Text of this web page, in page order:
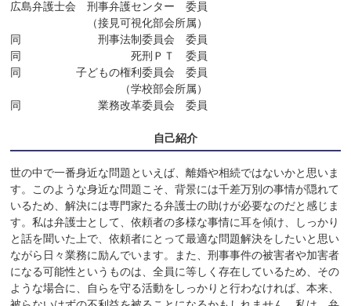
広島弁護士会　刑事弁護センター　委員
（接見可視化部会所属）
同　　　　　　　刑事法制委員会　委員
同　　　　　　　　　　死刑ＰＴ　委員
同　　　　　子どもの権利委員会　委員
（学校部会所属）
同　　　　　　　業務改革委員会　委員
自己紹介
世の中で一番身近な問題といえば、離婚や相続ではないかと思いま
す。このような身近な問題こそ、背景には千差万別の事情が隠れて
いるため、解決には専門家たる弁護士の助けが必要なのだと感じま
す。私は弁護士として、依頼者の多様な事情に耳を傾け、しっかり
と話を聞いた上で、依頼者にとって最適な問題解決をしたいと思い
ながら日々業務に励んでいます。また、刑事事件の被害者や加害者
になる可能性というものは、全員に等しく存在しているため、その
ような場合に、自らを守る活動をしっかりと行わなければ、本来、